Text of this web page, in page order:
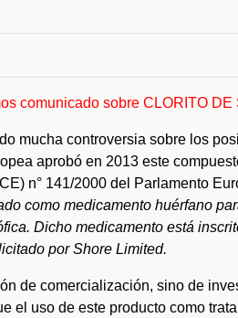
comunicado sobre CLORITO
mucha controversia sobre los
aprobó en 2013 este
n° 141/2000 del Parlamento
como medicamento huérfano
Dicho medicamento está
por Shore Limited.
de comercialización, sino de
el uso de este producto como